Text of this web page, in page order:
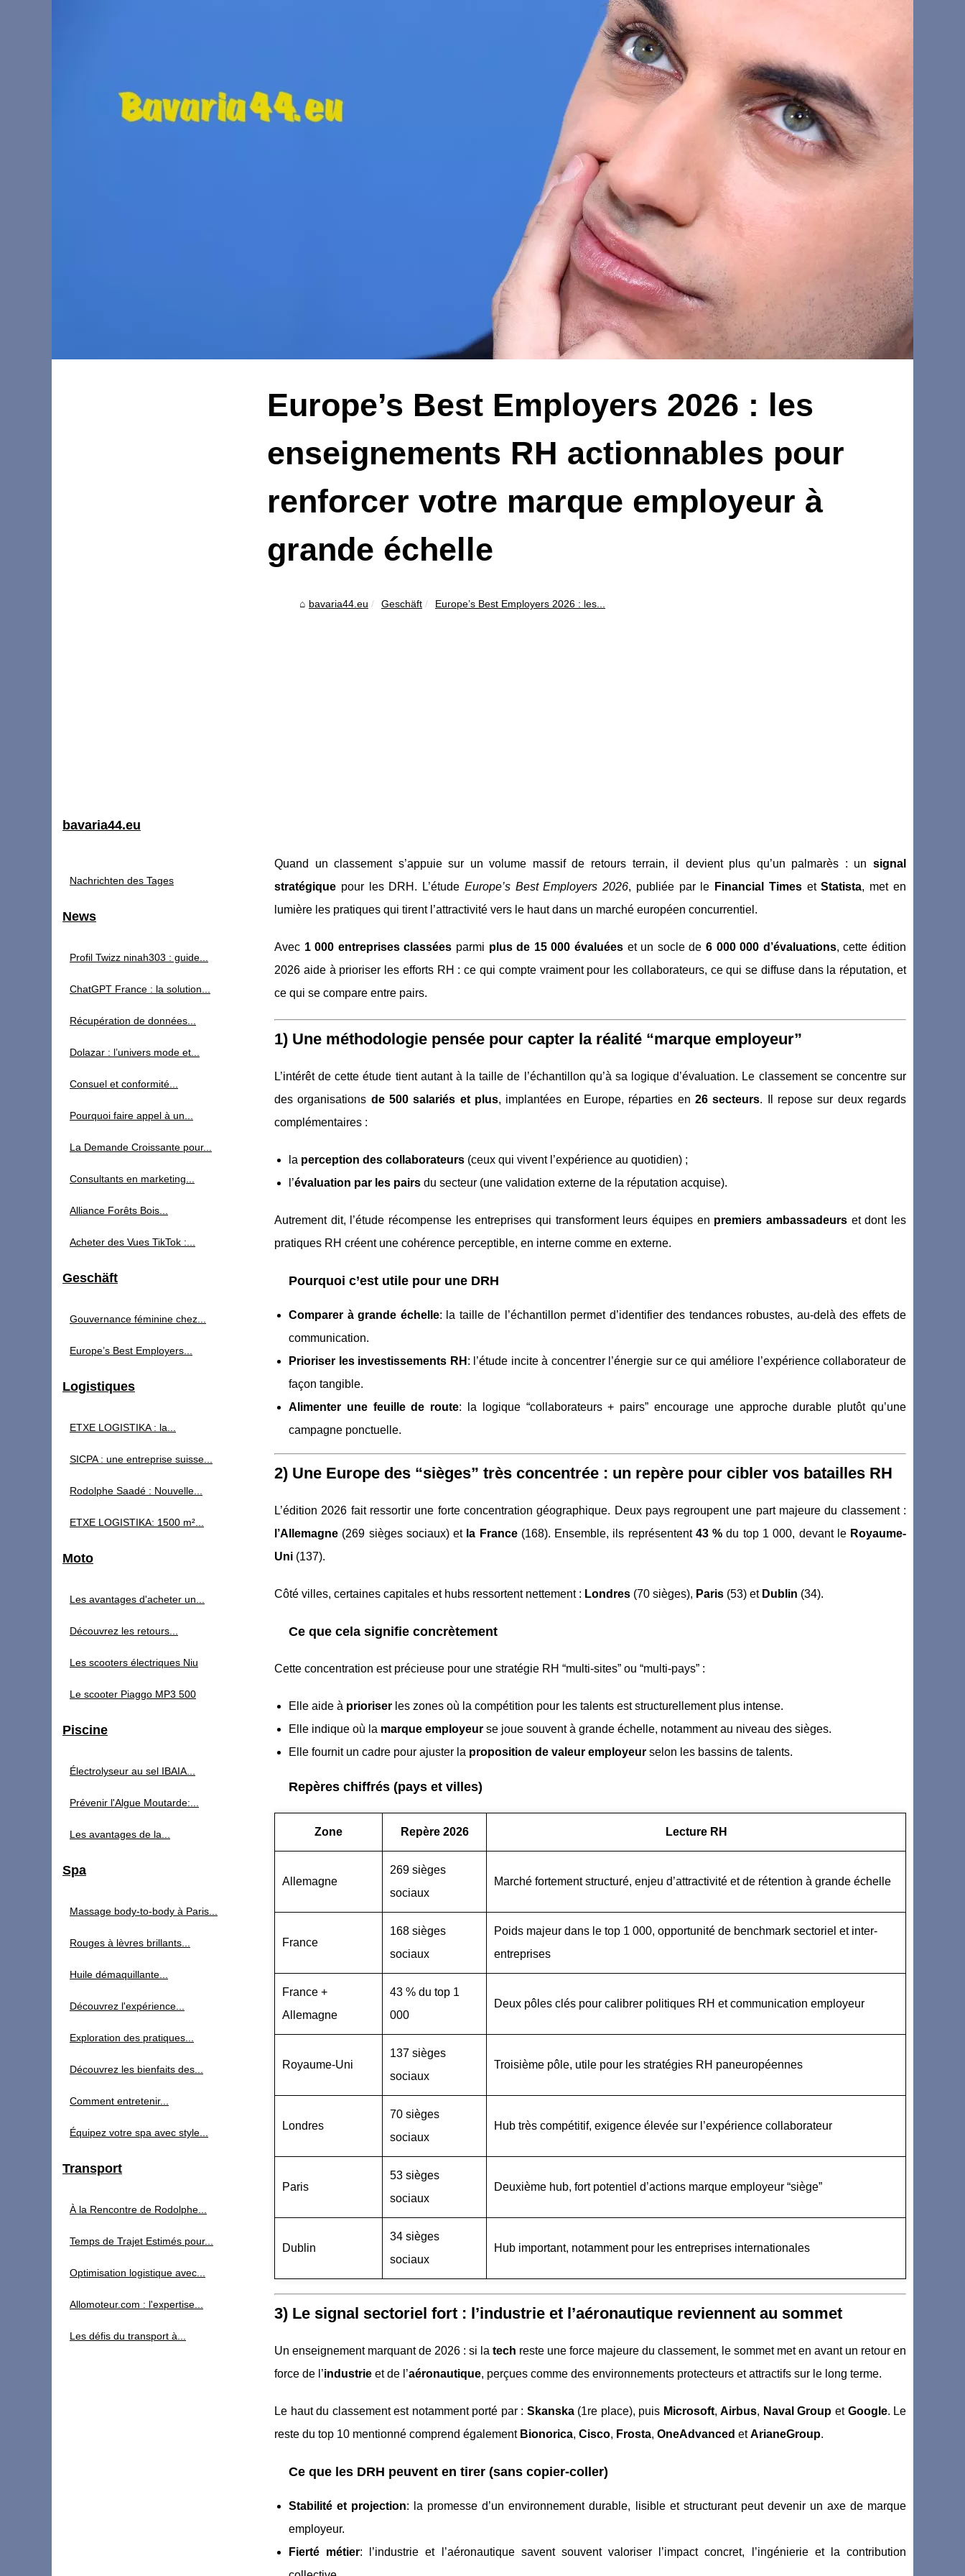
Europe’s Best Employers 2026 : les
enseignements RH actionnables pour
renforcer votre marque employeur à
grande échelle
bavaria44.eu Geschäft Europe’s Best Employers 2026 : les...
Quand un classement s’appuie sur un volume massif de retours terrain, il devient plus qu’un palmarès : un signal
stratégique pour les DRH. L’étude Europe’s Best Employers 2026, publiée par le Financial TimesetStatista, met en
lumière les pratiques qui tirent l’attractivité vers le haut dans un marché européen concurrentiel.
Avec 1 000 entreprises classées parmi plus de 15 000 évaluées et un socle de6 000 000 d’évaluations, cette édition
2026 aide à prioriser les efforts RH : ce qui compte vraiment pour les collaborateurs, ce qui se diffuse dans la réputation, et
ce qui se compare entre pairs.
1) Une méthodologie pensée pour capter la réalité “marque employeur”
L’intérêt de cette étude tient autant à la taille de l’échantillon qu’à sa logique d’évaluation. Le classement se concentre sur
des organisations de 500 salariés et plus, implantées en Europe, réparties en26 secteurs. Il repose sur deux regards
complémentaires :
la perception des collaborateurs (ceux qui vivent l’expérience au quotidien) ;
l’évaluation par les pairs du secteur (une validation externe de la réputation acquise).
Autrement dit, l’étude récompense les entreprises qui transforment leurs équipes en premiers ambassadeurs et dont les
pratiques RH créent une cohérence perceptible, en interne comme en externe.
Pourquoi c’est utile pour une DRH
Comparer à grande échelle: la taille de l’échantillon permet d’identifier des tendances robustes, au-delà des effets de
communication.
Prioriser les investissements RH : l’étude incite à concentrer l’énergie sur ce qui améliore l’expérience collaborateur de
façon tangible.
Alimenter une feuille de route: la logique “collaborateurs + pairs” encourage une approche durable plutôt qu’une
campagne ponctuelle.
2) Une Europe des “sièges” très concentrée : un repère pour cibler vos batailles RH
L’édition 2026 fait ressortir une forte concentration géographique. Deux pays regroupent une part majeure du classement :
l’Allemagne (269 sièges sociaux) et la France(168). Ensemble, ils représentent 43 % du top 1 000, devant le Royaume-
Uni (137).
Côté villes, certaines capitales et hubs ressortent nettement : Londres (70 sièges), Paris (53) et Dublin (34).
Ce que cela signifie concrètement
Cette concentration est précieuse pour une stratégie RH “multi-sites” ou “multi-pays” :
Elle aide à prioriser les zones où la compétition pour les talents est structurellement plus intense.
Elle indique où la marque employeur se joue souvent à grande échelle, notamment au niveau des sièges.
Elle fournit un cadre pour ajuster la proposition de valeur employeur selon les bassins de talents.
Repères chiffrés (pays et villes)
Zone Repère 2026 Lecture RH
Allemagne
269 sièges
sociaux
Marché fortement structuré, enjeu d’attractivité et de rétention à grande échelle
France
168 sièges
sociaux
Poids majeur dans le top 1 000, opportunité de benchmark sectoriel et inter-
entreprises
France +
Allemagne
43 % du top 1
000
Deux pôles clés pour calibrer politiques RH et communication employeur
Royaume-Uni
137 sièges
sociaux
Troisième pôle, utile pour les stratégies RH paneuropéennes
Londres
70 sièges
sociaux
Hub très compétitif, exigence élevée sur l’expérience collaborateur
Paris
53 sièges
sociaux
Deuxième hub, fort potentiel d’actions marque employeur “siège”
Dublin
34 sièges
sociaux
Hub important, notamment pour les entreprises internationales
3) Le signal sectoriel fort : l’industrie et l’aéronautique reviennent au sommet
Un enseignement marquant de 2026 : si la tech reste une force majeure du classement, le sommet met en avant un retour en
force de l’industrie et de l’aéronautique, perçues comme des environnements protecteurs et attractifs sur le long terme.
Le haut du classement est notamment porté par : Skanska(1re place), puis Microsoft,Airbus, Naval Group et Google. Le
reste du top 10 mentionné comprend également Bionorica, Cisco, Frosta, OneAdvanced etArianeGroup.
Ce que les DRH peuvent en tirer (sans copier-coller)
Stabilité et projection: la promesse d’un environnement durable, lisible et structurant peut devenir un axe de marque
employeur.
Fierté métier: l’industrie et l’aéronautique savent souvent valoriser l’impact concret, l’ingénierie et la contribution
bavaria44.eu
Nachrichten des Tages
News
Profil Twizz ninah303 : guide...
ChatGPT France : la solution...
Récupération de données...
Dolazar : l’univers mode et...
Consuel et conformité...
Pourquoi faire appel à un...
La Demande Croissante pour...
Consultants en marketing...
Alliance Forêts Bois...
Acheter des Vues TikTok :...
Geschäft
Gouvernance féminine chez...
Europe’s Best Employers...
Logistiques
ETXE LOGISTIKA : la...
SICPA : une entreprise suisse...
Rodolphe Saadé : Nouvelle...
ETXE LOGISTIKA: 1500 m²...
Moto
Les avantages d'acheter un...
Découvrez les retours...
Les scooters électriques Niu
Le scooter Piaggo MP3 500
Piscine
Électrolyseur au sel IBAIA...
Prévenir l'Algue Moutarde:...
Les avantages de la...
Spa
Massage body-to-body à Paris...
Rouges à lèvres brillants...
Huile démaquillante...
Découvrez l'expérience...
Exploration des pratiques...
Découvrez les bienfaits des...
Comment entretenir...
Équipez votre spa avec style...
Transport
À la Rencontre de Rodolphe...
Temps de Trajet Estimés pour...
Optimisation logistique avec...
Allomoteur.com : l'expertise...
Les défis du transport à...